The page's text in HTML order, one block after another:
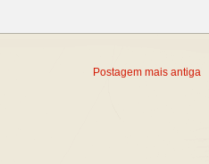
Postagem mais antiga